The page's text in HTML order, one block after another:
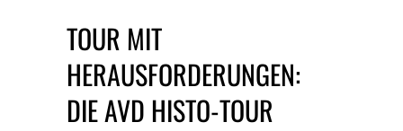
TOUR MIT
HERAUSFORDERUNGEN:
DIE AVD HISTO-TOUR